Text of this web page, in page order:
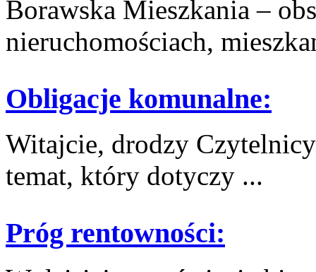
Borawska Mieszkania –
nieruchomościach,
Obligacje komunalne:
Witajcie, drodzy
temat, który dotyczy⁣ ...
Próg rentowności: